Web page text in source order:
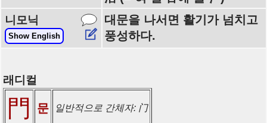
니모닉
Show English
대문을 나서면 활기가 넘치고
풍성하다.
래디컬
門 문 일반적으로 간체자: 门